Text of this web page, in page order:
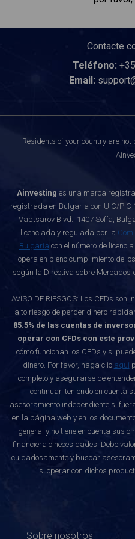
Contacte
Teléfono:
Email:
Residents of your country are
Ainvesting es una marca
registrada en Bulgaria con UIC/PIC
Vaptsarov Blvd., 1407 Sofía,
licenciada y regulada por la
Bulgaria con el número de
opera en pleno cumplimiento de
según la Directiva sobre Mercados
AVISO DE RIESGOS: Los CFDs son
alto riesgo de perder dinero
85.5% de las cuentas de
operar con CFDs con este
cómo funcionan los CFDs y si
dinero. Por favor, haga clic aquí
completo y asegurarse de
continuar, teniendo en cuenta
asesoramiento independiente si
en la página web y en los
general y no tiene en cuenta sus
financiera o necesidades. Debe
cuidadosamente y buscar
si operar con dichos
Sobre nosotros